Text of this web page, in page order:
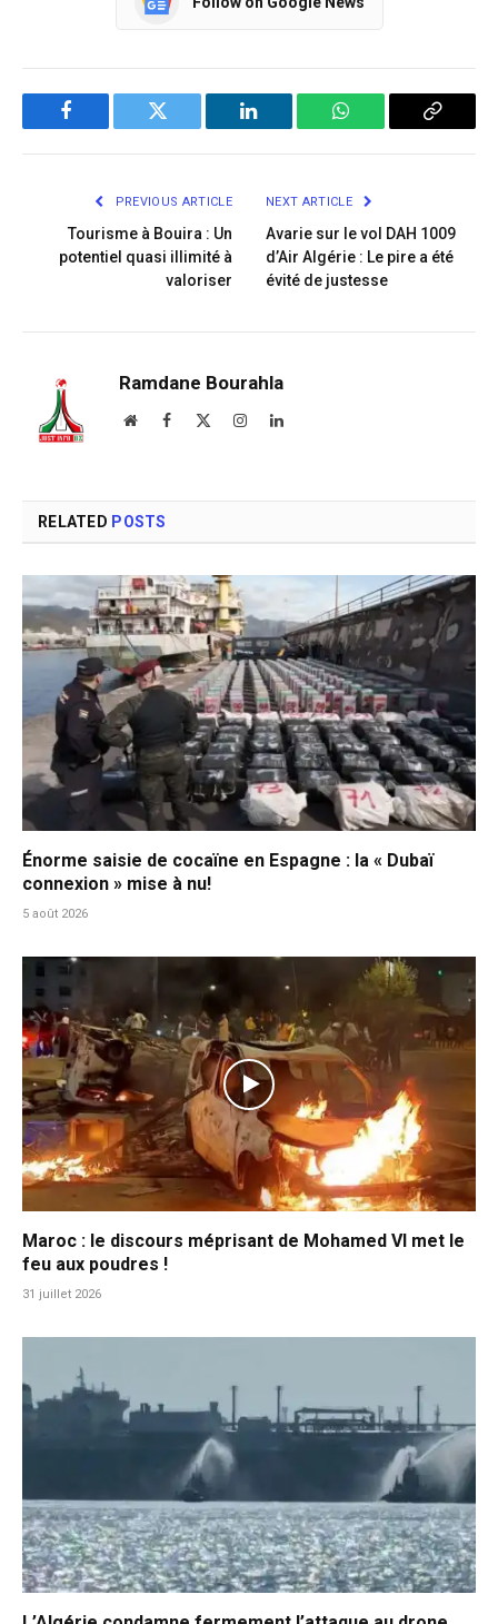
Facebook Twitter LinkedIn WhatsApp Copy
PREVIOUS ARTICLE
Tourisme à Bouira : Un
potentiel quasi illimité à
valoriser
NEXT ARTICLE
Avarie sur le vol DAH 1009
d’Air Algérie : Le pire a été
évité de justesse
Ramdane Bourahla
WebsiteFacebook InstagramLinkedIn
RELATED POSTS
Énorme saisie de cocaïne en Espagne : la « Dubaï
connexion » mise à nu!
5 août 2026
Maroc : le discours méprisant de Mohamed VI met le
feu aux poudres !
31 juillet 2026